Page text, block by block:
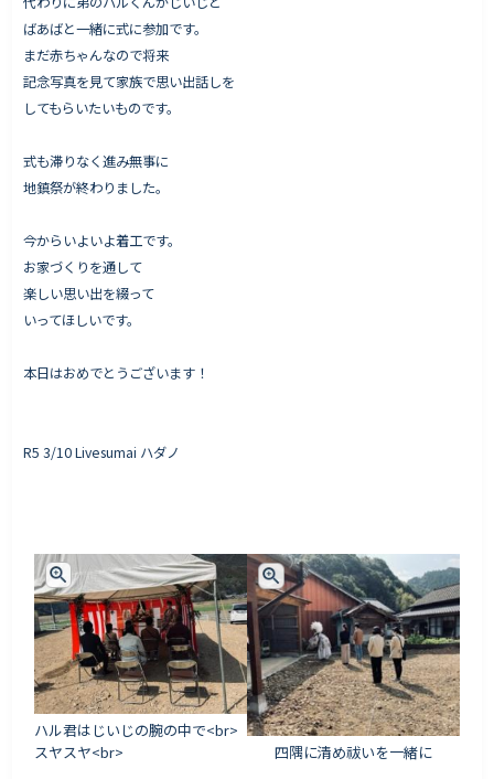
会社情報
代表挨拶
スタッフ紹介
Staff ブログ&News
ばあばと一緒に式に参加です。
まだ赤ちゃんなので将来
記念写真を見て家族で思い出話しを
してもらいたいものです。
式も滞りなく進み無事に
地鎮祭が終わりました。
今からいよいよ着工です。
お家づくりを通して
楽しい思い出を綴って
いってほしいです。
本日はおめでとうございます！
R5 3/10 Livesumai ハダノ
ハル君はじいじの腕の中で<br>
スヤスヤ<br>
四隅に清め祓いを一緒に